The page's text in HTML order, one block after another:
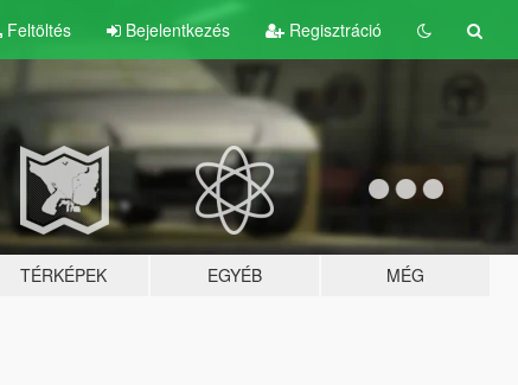
Feltöltés Bejelentkezés Regisztráció
TÉRKÉPEK EGYÉB MÉG